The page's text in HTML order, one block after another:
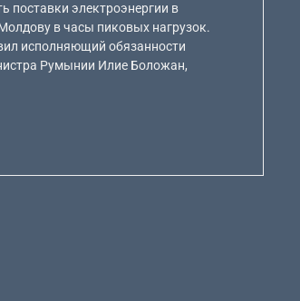
поставки электроэнергии в
в часы пиковых нагрузок.
исполняющий обязанности
Румынии Илие Боложан,